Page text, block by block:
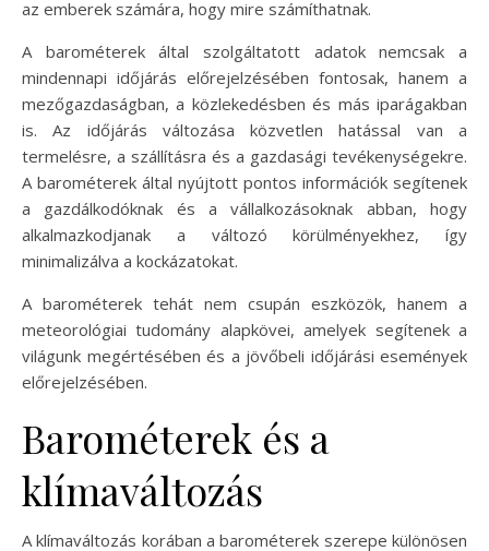
az emberek számára, hogy mire számíthatnak.
A barométerek által szolgáltatott adatok nemcsak a
mindennapi időjárás előrejelzésében fontosak, hanem a
mezőgazdaságban, a közlekedésben és más iparágakban
is. Az időjárás változása közvetlen hatással van a
termelésre, a szállításra és a gazdasági tevékenységekre.
A barométerek által nyújtott pontos információk segítenek
a gazdálkodóknak és a vállalkozásoknak abban, hogy
alkalmazkodjanak a változó körülményekhez, így
minimalizálva a kockázatokat.
A barométerek tehát nem csupán eszközök, hanem a
meteorológiai tudomány alapkövei, amelyek segítenek a
világunk megértésében és a jövőbeli időjárási események
előrejelzésében.
Barométerek és a
klímaváltozás
A klímaváltozás korában a barométerek szerepe különösen